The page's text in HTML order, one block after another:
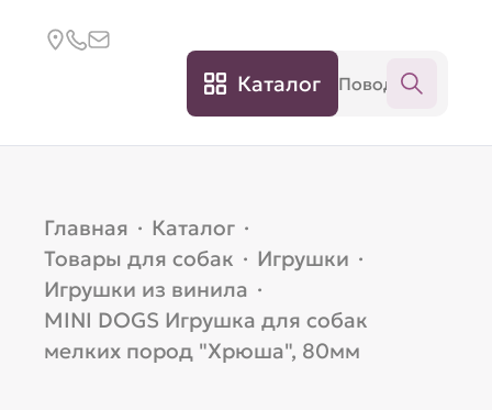
Каталог
Главная · Каталог ·
Товары для собак · Игрушки ·
Игрушки из винила ·
MINI DOGS Игрушка для собак
мелких пород "Хрюша", 80мм